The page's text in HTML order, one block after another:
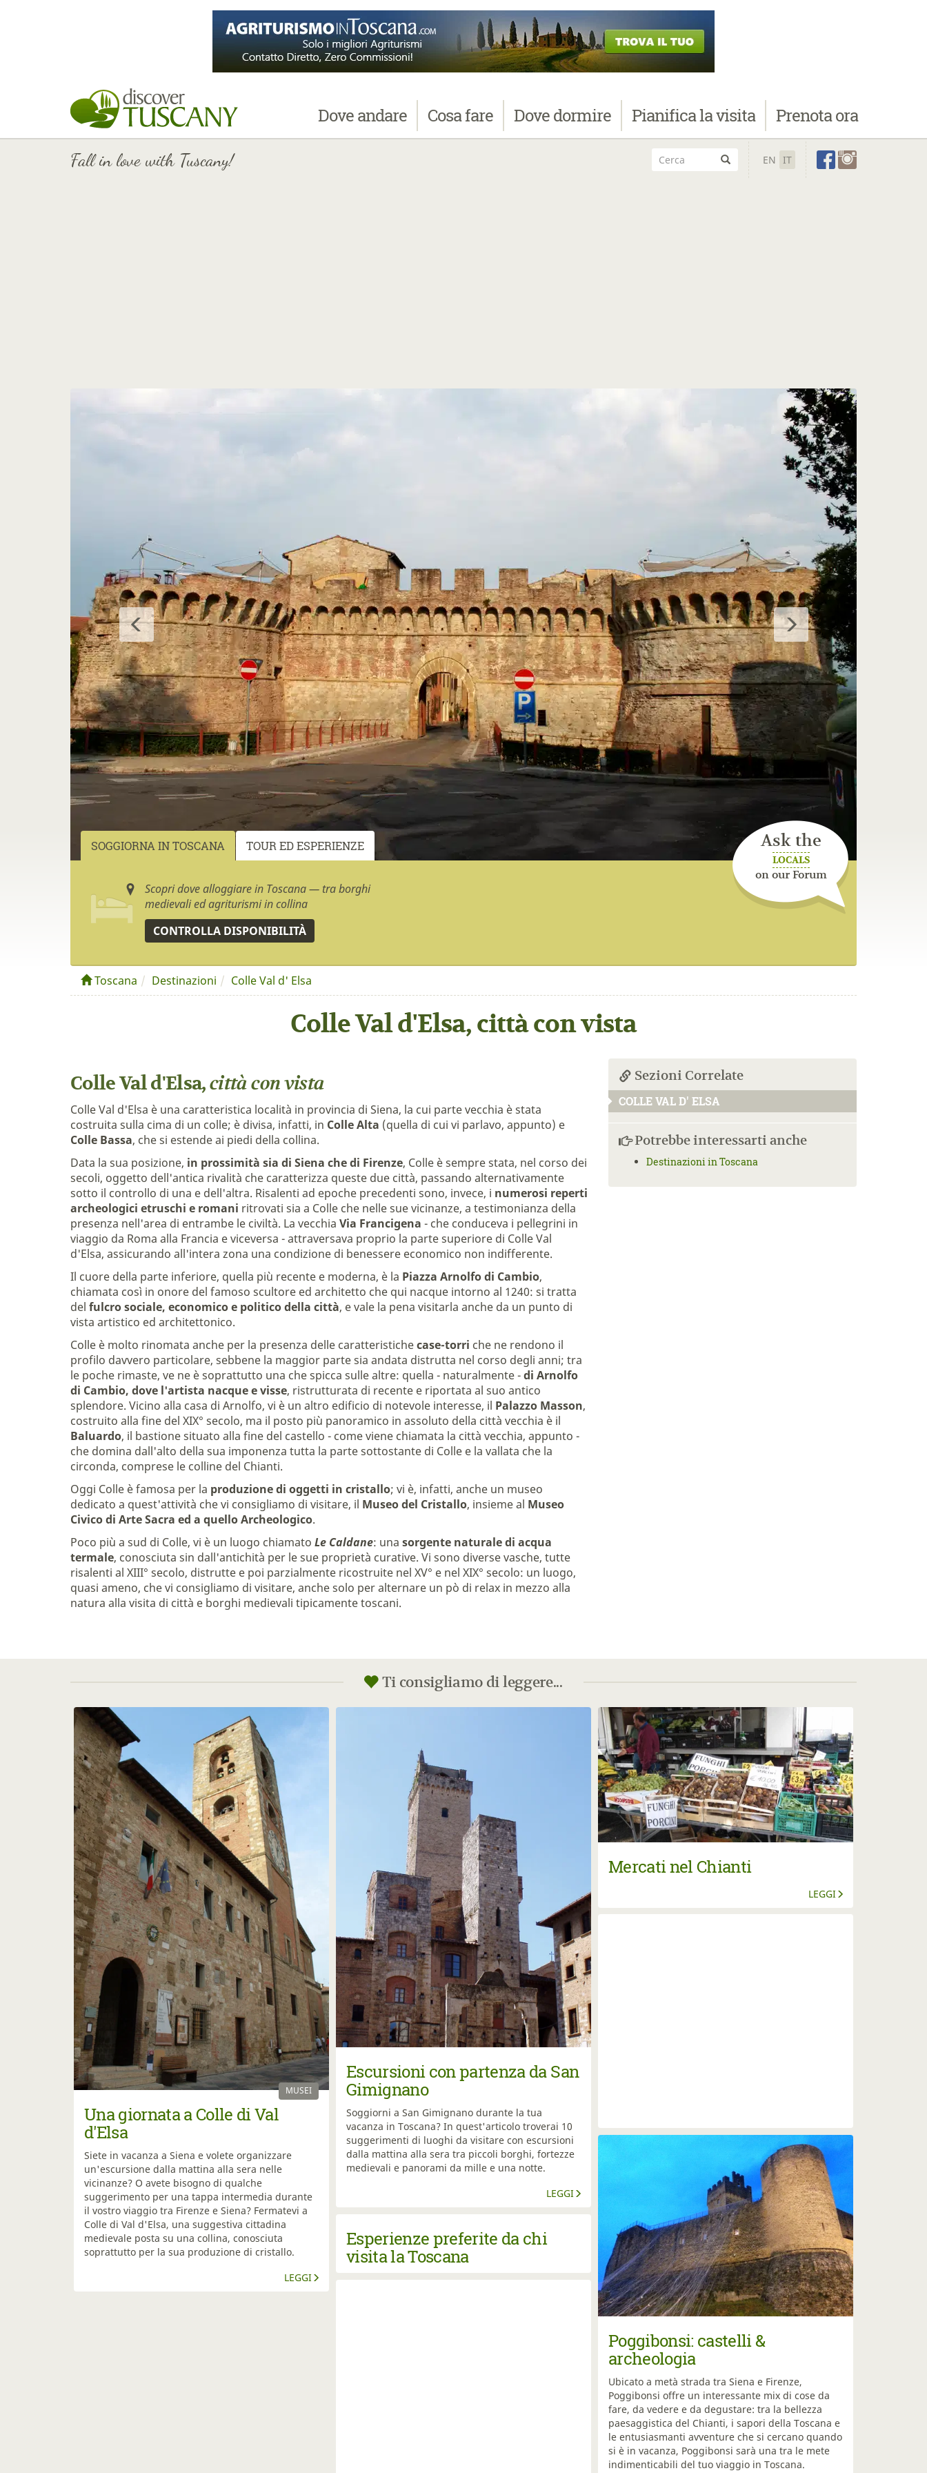
Doveandare Cosafare Dovedormire Pianificala visita Prenotaora
Fall in love with Tuscany! EN IT
Ask the
LOCALS
on our Forum
SOGGIORNA IN TOSCANA TOUR ED ESPERIENZE
Scopri dove alloggiare in Toscana — tra borghi
medievali ed agriturismi in collina
CONTROLLA DISPONIBILITÀ
Toscana Destinazioni Colle Val d' Elsa
Colle Val d'Elsa, città con vista
Colle Val d'Elsa,città con vista
Colle Val d'Elsa è una caratteristica località in provincia di Siena, la cui parte vecchia è stata
costruita sulla cima di un colle; è divisa, infatti, in Colle Alta (quella di cui vi parlavo, appunto) e
Colle Bassa, che si estende ai piedi della collina.
Data la sua posizione, in prossimità sia di Siena che di Firenze, Colle è sempre stata, nel corso dei
secoli, oggetto dell'antica rivalità che caratterizza queste due città, passando alternativamente
sotto il controllo di una e dell'altra. Risalenti ad epoche precedenti sono, invece, i numerosi reperti
archeologici etruschi e romani ritrovati sia a Colle che nelle sue vicinanze, a testimonianza della
presenza nell'area di entrambe le civiltà. La vecchia Via Francigena - che conduceva i pellegrini in
viaggio da Roma alla Francia e viceversa - attraversava proprio la parte superiore di Colle Val
d'Elsa, assicurando all'intera zona una condizione di benessere economico non indifferente.
Il cuore della parte inferiore, quella più recente e moderna, è la Piazza Arnolfo di Cambio,
chiamata così in onore del famoso scultore ed architetto che qui nacque intorno al 1240: si tratta
del fulcro sociale, economico e politico della città, e vale la pena visitarla anche da un punto di
vista artistico ed architettonico.
Colle è molto rinomata anche per la presenza delle caratteristichecase-torri che ne rendono il
profilo davvero particolare, sebbene la maggior parte sia andata distrutta nel corso degli anni; tra
le poche rimaste, ve ne è soprattutto una che spicca sulle altre: quella - naturalmente -di Arnolfo
di Cambio, dove l'artista nacque e visse, ristrutturata di recente e riportata al suo antico
splendore. Vicino alla casa di Arnolfo, vi è un altro edificio di notevole interesse, il Palazzo Masson,
costruito alla fine del XIX° secolo, ma il posto più panoramico in assoluto della città vecchia è il
Baluardo, il bastione situato alla fine del castello - come viene chiamata la città vecchia, appunto -
che domina dall'alto della sua imponenza tutta la parte sottostante di Colle e la vallata che la
circonda, comprese le colline del Chianti.
Oggi Colle è famosa per la produzione di oggetti in cristallo; vi è, infatti, anche un museo
dedicato a quest'attività che vi consigliamo di visitare, il Museo del Cristallo, insieme al Museo
Civico di Arte Sacra ed a quello Archeologico.
Poco più a sud di Colle, vi è un luogo chiamato Le Caldane: una sorgente naturale di acqua
termale, conosciuta sin dall'antichità per le sue proprietà curative. Vi sono diverse vasche, tutte
risalenti al XIII° secolo, distrutte e poi parzialmente ricostruite nel XV° e nel XIX° secolo: un luogo,
quasi ameno, che vi consigliamo di visitare, anche solo per alternare un pò di relax in mezzo alla
natura alla visita di città e borghi medievali tipicamente toscani.
Sezioni Correlate
COLLE VAL D' ELSA
Potrebbe interessarti anche
Destinazioni in Toscana
Ti consigliamo di leggere...
MUSEI
Una giornata a Colle di Val
d'Elsa
Siete in vacanza a Siena e volete organizzare
un'escursione dalla mattina alla sera nelle
vicinanze? O avete bisogno di qualche
suggerimento per una tappa intermedia durante
il vostro viaggio tra Firenze e Siena? Fermatevi a
Colle di Val d'Elsa, una suggestiva cittadina
medievale posta su una collina, conosciuta
soprattutto per la sua produzione di cristallo.
LEGGI
Escursioni con partenza da San
Gimignano
Soggiorni a San Gimignano durante la tua
vacanza in Toscana? In quest'articolo troverai 10
suggerimenti di luoghi da visitare con escursioni
dalla mattina alla sera tra piccoli borghi, fortezze
medievali e panorami da mille e una notte.
LEGGI
Mercati nel Chianti
LEGGI
Poggibonsi: castelli &
archeologia
Ubicato a metà strada tra Siena e Firenze,
Poggibonsi offre un interessante mix di cose da
fare, da vedere e da degustare: tra la bellezza
paesaggistica del Chianti, i sapori della Toscana e
le entusiasmanti avventure che si cercano quando
si è in vacanza, Poggibonsi sarà una tra le mete
indimenticabili del tuo viaggio in Toscana.
Esperienze preferite da chi
visita la Toscana